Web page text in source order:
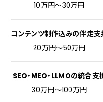
10万円〜30万円
コンテンツ制作込みの伴走支
20万円〜50万円
SEO・MEO・LLMOの統合支
30万円〜100万円